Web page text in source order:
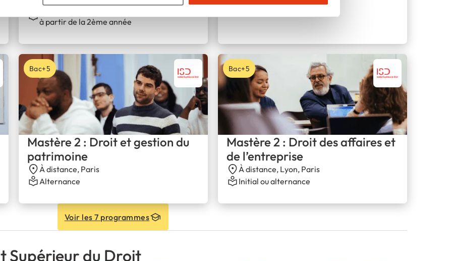
à partir de la 2ème année
Mastère 2 : Droit et gestion du
patrimoine
À distance, Paris
Alternance
Bac+5
Mastère 2 : Droit des affaires et
de l’entreprise
À distance, Lyon, Paris
Initial ou alternance
Bac+5
Voir les 7 programmes
Supérieur du Droit